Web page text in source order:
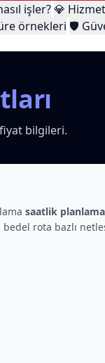
işler?💎
örnekleri 🛡️
bilgileri.
saatlik
rota bazlı